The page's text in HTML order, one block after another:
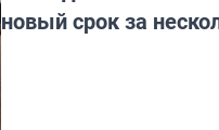
новый срок за